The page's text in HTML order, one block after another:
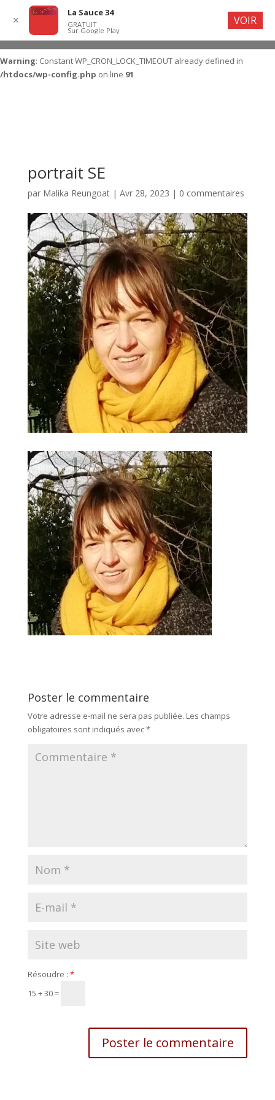
Warning : Constant WP_CRON_LOCK_TIMEOUT already defined in
/htdocs/wp-config.php on line 91
portrait SE
par Malika Reungoat| Avr 28, 2023 | 0 commentaires
Poster le commentaire
Votre adresse e-mail ne sera pas publiée. Les champs
obligatoires sont indiqués avec*
Résoudre : *
15 + 30 =
✕
La Sauce 34
GRATUIT
Sur Google Play
VOIR